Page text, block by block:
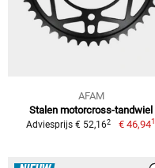
AFAM
Stalen motorcross-tandwiel
Adviesprijs € 52,162 € 46,941